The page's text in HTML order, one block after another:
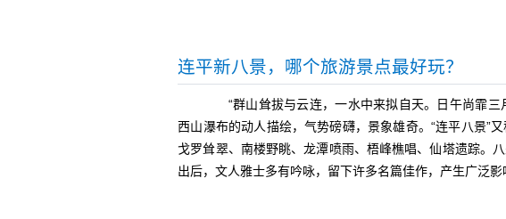
连平新八景，哪个旅游景点最好玩？
“群山耸拔与云连，一水中来拟自天。日午尚霏三
西山瀑布的动人描绘，气势磅礴，景象雄奇。“连平八景”
戈罗耸翠、南楼野眺、龙潭喷雨、梧峰樵唱、仙塔遗踪。
出后，文人雅士多有吟咏，留下许多名篇佳作，产生广泛影